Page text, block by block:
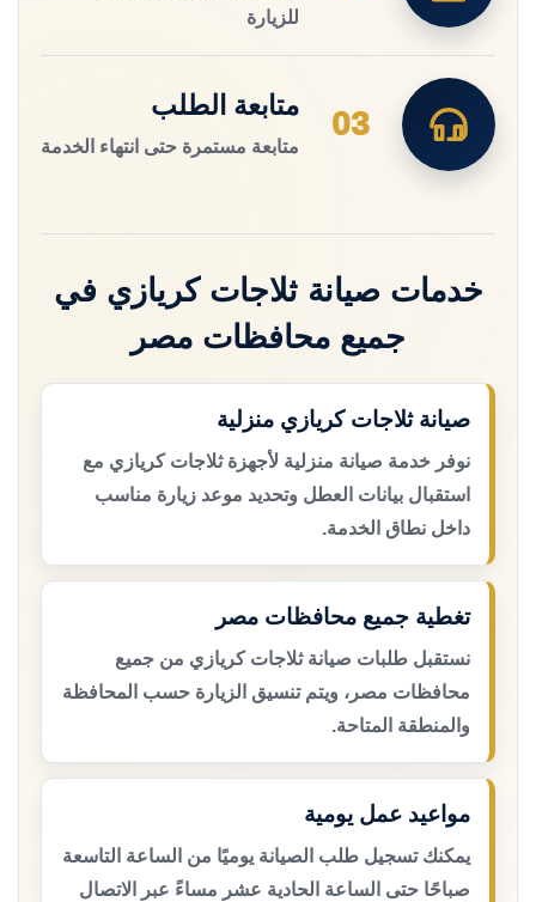
للزيارة
03
متابعة الطلب
متابعة مستمرة حتى انتهاء الخدمة
خدمات صيانة ثلاجات كريازي في
جميع محافظات مصر
صيانة ثلاجات كريازي منزلية
نوفر خدمة صيانة منزلية لأجهزة ثلاجات كريازي مع
استقبال بيانات العطل وتحديد موعد زيارة مناسب
داخل نطاق الخدمة.
تغطية جميع محافظات مصر
نستقبل طلبات صيانة ثلاجات كريازي من جميع
محافظات مصر، ويتم تنسيق الزيارة حسب المحافظة
والمنطقة المتاحة.
مواعيد عمل يومية
يمكنك تسجيل طلب الصيانة يوميًا من الساعة التاسعة
صباحًا حتى الساعة الحادية عشر مساءً عبر الاتصال